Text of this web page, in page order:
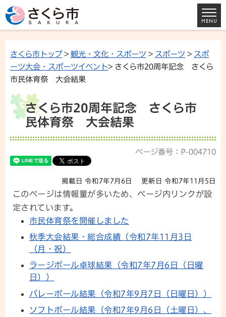
さくら市トップ> 観光・文化・スポーツ > スポーツ > スポ
ーツ大会・スポーツイベント> さくら市20周年記念 さくら
市民体育祭 大会結果
さくら市20周年記念 さくら市
民体育祭 大会結果
ページ番号：P-004710
掲載日 令和7年7月6日 更新日 令和7年11月5日
このページは情報量が多いため、ページ内リンクが設
定されています。
市民体育祭を開催しました
秋季大会結果・総合成績（令和7年11月3日
（月・祝）
ラージボール卓球結果（令和7年7月6日（日曜
日））
バレーボール結果（令和7年9月7日（日曜日））
ソフトボール結果（令和7年9月6日（土曜日）、